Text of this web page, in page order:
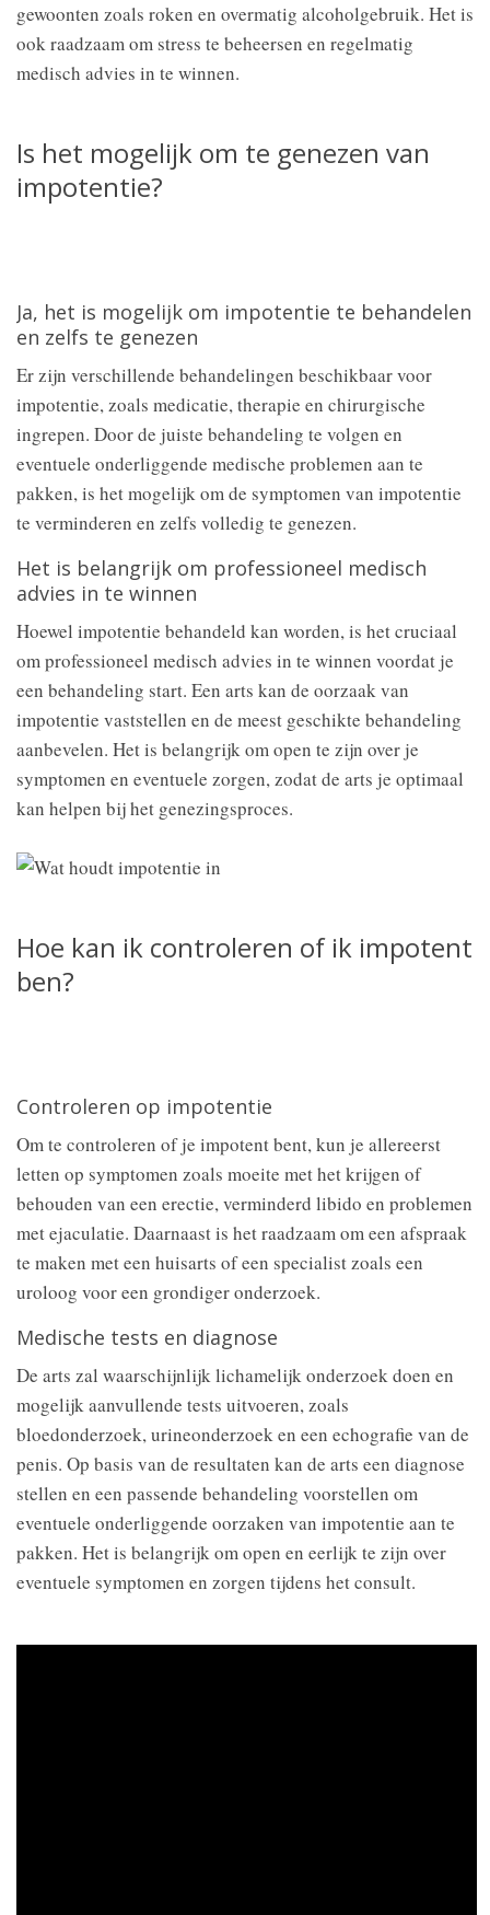
gewoonten zoals roken en overmatig alcoholgebruik. Het is
ook raadzaam om stress te beheersen en regelmatig
medisch advies in te winnen.
Is het mogelijk om te genezen van
impotentie?
Ja, het is mogelijk om impotentie te behandelen
en zelfs te genezen
Er zijn verschillende behandelingen beschikbaar voor
impotentie, zoals medicatie, therapie en chirurgische
ingrepen. Door de juiste behandeling te volgen en
eventuele onderliggende medische problemen aan te
pakken, is het mogelijk om de symptomen van impotentie
te verminderen en zelfs volledig te genezen.
Het is belangrijk om professioneel medisch
advies in te winnen
Hoewel impotentie behandeld kan worden, is het cruciaal
om professioneel medisch advies in te winnen voordat je
een behandeling start. Een arts kan de oorzaak van
impotentie vaststellen en de meest geschikte behandeling
aanbevelen. Het is belangrijk om open te zijn over je
symptomen en eventuele zorgen, zodat de arts je optimaal
kan helpen bij het genezingsproces.
Hoe kan ik controleren of ik impotent
ben?
Controleren op impotentie
Om te controleren of je impotent bent, kun je allereerst
letten op symptomen zoals moeite met het krijgen of
behouden van een erectie, verminderd libido en problemen
met ejaculatie. Daarnaast is het raadzaam om een afspraak
te maken met een huisarts of een specialist zoals een
uroloog voor een grondiger onderzoek.
Medische tests en diagnose
De arts zal waarschijnlijk lichamelijk onderzoek doen en
mogelijk aanvullende tests uitvoeren, zoals
bloedonderzoek, urineonderzoek en een echografie van de
penis. Op basis van de resultaten kan de arts een diagnose
stellen en een passende behandeling voorstellen om
eventuele onderliggende oorzaken van impotentie aan te
pakken. Het is belangrijk om open en eerlijk te zijn over
eventuele symptomen en zorgen tijdens het consult.